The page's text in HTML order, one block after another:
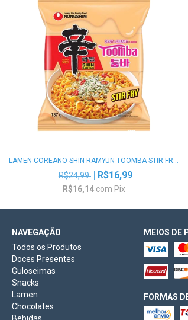
LAMEN COREANO SHIN RAMYUN TOOMBA STIR FR...
R$24,99 R$16,99
R$16,14 com Pix
NAVEGAÇÃO
Todos os Produtos
Doces Presentes
Guloseimas
Snacks
Lamen
Chocolates
Bebidas
MEIOS DE
FORMAS